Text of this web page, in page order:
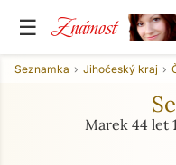
☰ Známost
Seznamka Jihočeský kraj
Marek 44 let